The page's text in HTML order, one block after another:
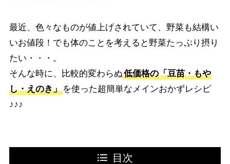
最近、色々なものが値上げされていて、野菜も結構い
いお値段！でも体のことを考えると野菜たっぷり摂り
たい・・・。
そんな時に、比較的変わらぬ低価格の「豆苗・もや
し・えのき」を使った超簡単なメインおかずレシピ
♪♪♪
目次